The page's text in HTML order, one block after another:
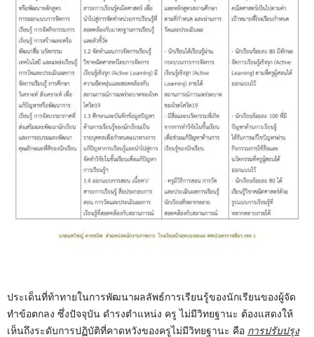
ประเด็นที่ท้าทายในการพัฒนาผลลัพธ์การเรียนรู้ของนักเรียนของผู้จัด
ทำข้อตกลง ซึ่งปัจจุบัน ดำรงตำแหน่ง ครู ไม่มีวิทยฐานะ ต้องแสดงให้
เห็นถึงระดับการปฏิบัติที่คาดหวังของครูไม่มีวิทยฐานะ คือ การปรับปรุง